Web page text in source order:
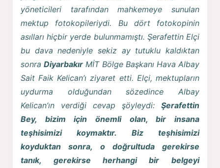
yöneticileri tarafından mahkemeye sunulan
mektup fotokopileriydi. Bu dört fotokopinin
asılları hiçbir yerde bulunmamıştı. Şerafettin Elçi
bu dava nedeniyle sekiz ay tutuklu kaldıktan
sonraDiyarbakır MİT Bölge Başkanı Hava Albay
Sait Faik Kelican’ı ziyaret etti. Elçi, mektupların
uydurma olduğundan sözedince Albay
Kelican’ın verdiği cevap şöyleydi: Şerafettin
Bey, bizim için önemli olan, bir insana
teşhisimizi koymaktır. Biz teşhisimizi
koyduktan sonra, o doğrultuda gerekirse
tanık, gerekirse herhangi bir belgeyi